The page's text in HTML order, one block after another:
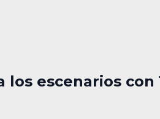
los escenarios con